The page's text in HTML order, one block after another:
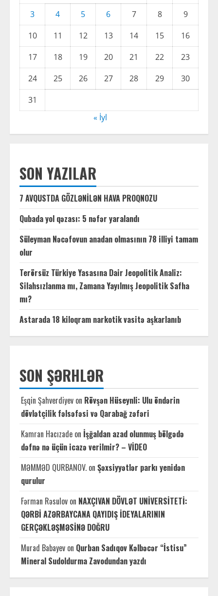
3 4 5 6 7 8
9
10
11 12 13 14 15
16
17
18 19 20 21 22
23
24
25 26 27 28 29
30
31
« İyl
SON YAZILAR
7 AVQUSTDA GÖZLƏNİLƏN HAVA PROQNOZU
Qubada yol qəzası: 5 nəfər yaralandı
Süleyman Nəcəfovun anadan olmasının 78 illiyi tamam
olur
Terörsüz Türkiye Yasasına Dair Jeopolitik Analiz:
Silahsızlanma mı, Zamana Yayılmış Jeopolitik Safha
mı?
Astarada 18 kiloqram narkotik vasitə aşkarlanıb
SON ŞƏRHLƏR
Eşqin Şahverdiyev on Rövşən Hüseynli: Ulu öndərin
dövlətçilik fəlsəfəsi və Qarabağ zəfəri
Kamran Hacızade on İşğaldan azad olunmuş bölgədə
dəfnə nə üçün icazə verilmir? – VİDEO
MƏMMƏD QURBANOV. on Şəxsiyyətlər parkı yenidən
qurulur
Fərman Rəsulov on NAXÇIVAN DÖVLƏT UNİVERSİTETİ:
QƏRBİ AZƏRBAYCANA QAYIDIŞ İDEYALARININ
GERÇƏKLƏŞMƏSİNƏ DOĞRU
Murad Babayev on Qurban Sadıqov Kəlbəcər “İstisu”
Mineral Sudoldurma Zavodundan yazdı